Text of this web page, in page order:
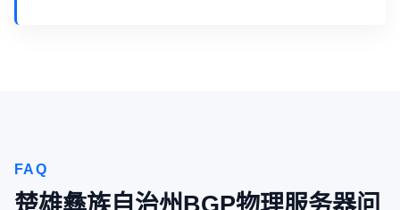
FAQ
楚雄彝族自治州BGP物理服务器问